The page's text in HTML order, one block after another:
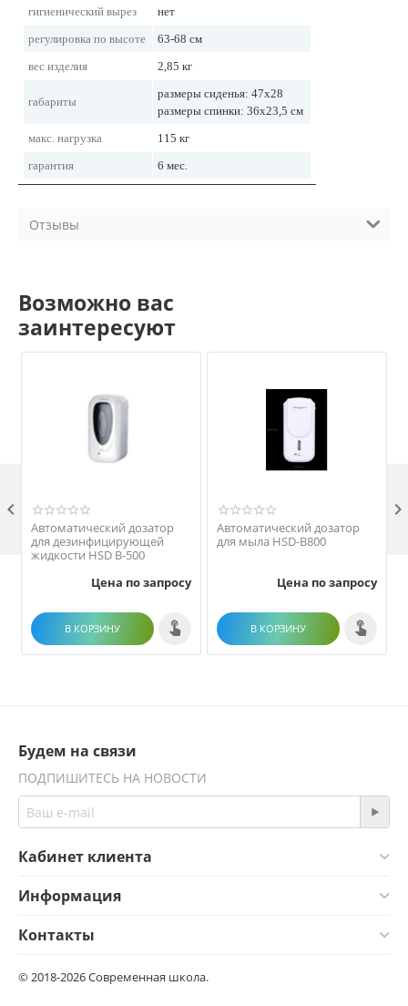
гигиенический вырез
нет
регулировка по высоте
63-68 см
вес изделия
2,85 кг
габариты
размеры сиденья: 47х28
размеры спинки: 36х23,5 см
макс. нагрузка
115 кг
гарантия
6 мес.
Отзывы
Возможно вас
заинтересуют
Автоматический дозатор
для дезинфицирующей
жидкости HSD B-500
Цена по запросу
В КОРЗИНУ
Автоматический дозатор
для мыла HSD-B800
Цена по запросу
В КОРЗИНУ
 
Будем на связи
ПОДПИШИТЕСЬ НА НОВОСТИ
Кабинет клиента
Информация
Контакты
© 2018-2026 Современная школа.